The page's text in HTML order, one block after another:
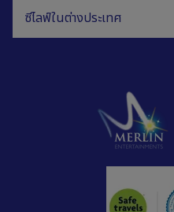
ซีไลฟ์ในต่างประเทศ